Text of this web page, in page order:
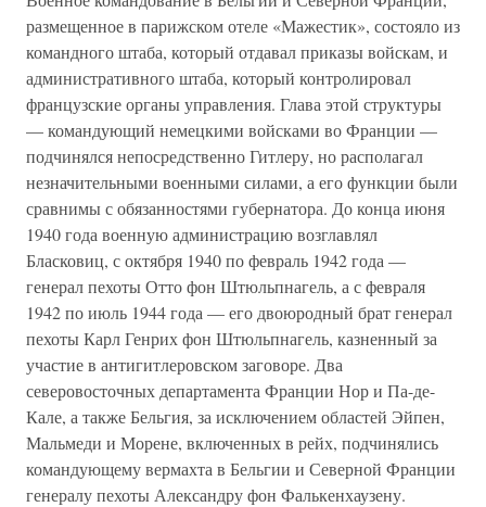
размещенное в парижском отеле «Мажестик», состояло из
командного штаба, который отдавал приказы войскам, и
административного штаба, который контролировал
французские органы управления. Глава этой структуры
— командующий немецкими войсками во Франции —
подчинялся непосредственно Гитлеру, но располагал
незначительными военными силами, а его функции были
сравнимы с обязанностями губернатора. До конца июня
1940 года военную администрацию возглавлял
Бласковиц, с октября 1940 по февраль 1942 года —
генерал пехоты Отто фон Штюльпнагель, а с февраля
1942 по июль 1944 года — его двоюродный брат генерал
пехоты Карл Генрих фон Штюльпнагель, казненный за
участие в антигитлеровском заговоре. Два
северовосточных департамента Франции Нор и Па-де-
Кале, а также Бельгия, за исключением областей Эйпен,
Мальмеди и Морене, включенных в рейх, подчинялись
командующему вермахта в Бельгии и Северной Франции
генералу пехоты Александру фон Фалькенхаузену.